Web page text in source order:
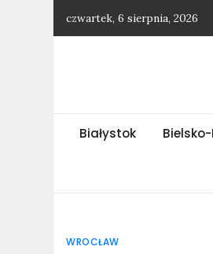
czwartek, 6 sierpnia, 2026
Białystok Bielsko-
WROCŁAW